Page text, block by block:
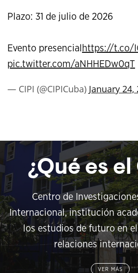
Plazo: 31 de julio de 2026
Evento presencial https://t.co/
pic.twitter.com/aNHHEDw0qT
— CIPI (@CIPICuba) January 24,
¿Qué es el
Centro de
Internacional, institución
los estudios de futuro en
relaciones
VER MÁS